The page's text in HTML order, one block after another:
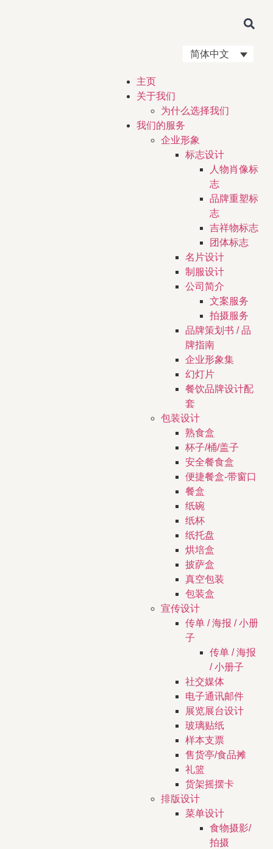
简体中文
主页
关于我们
为什么选择我们
我们的服务
企业形象
标志设计
人物肖像标
志
品牌重塑标
志
吉祥物标志
团体标志
名片设计
制服设计
公司简介
文案服务
拍摄服务
品牌策划书 / 品
牌指南
企业形象集
幻灯片
餐饮品牌设计配
套
包装设计
熟食盒
杯子/桶/盖子
安全餐食盒
便捷餐盒-带窗口
餐盒
纸碗
纸杯
纸托盘
烘培盒
披萨盒
真空包装
包装盒
宣传设计
传单 / 海报 / 小册
子
传单 / 海报
/ 小册子
社交媒体
电子通讯邮件
展览展台设计
玻璃贴纸
样本支票
售货亭/食品摊
礼篮
货架摇摆卡
排版设计
菜单设计
食物摄影/
拍摄